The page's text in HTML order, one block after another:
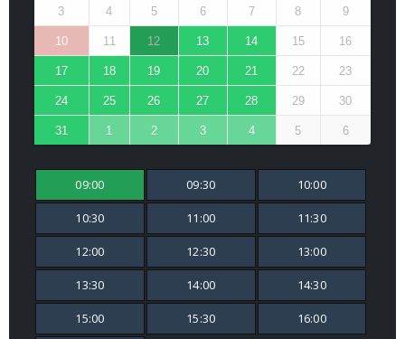
3 4 5 6 7 8 9
10 11 12 13 14 15 16
17 18 19 20 21 22 23
24 25 26 27 28 29 30
31 1 2 3 4 5 6
09:00 09:30 10:00
10:30 11:00 11:30
12:00 12:30 13:00
13:30 14:00 14:30
15:00 15:30 16:00